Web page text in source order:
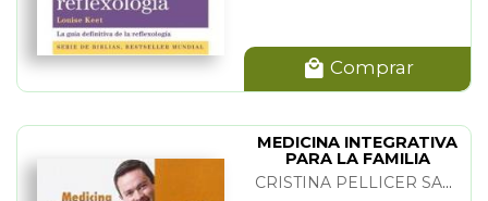
Comprar
MEDICINA INTEGRATIVA
PARA LA FAMILIA
CRISTINA PELLICER SABADI